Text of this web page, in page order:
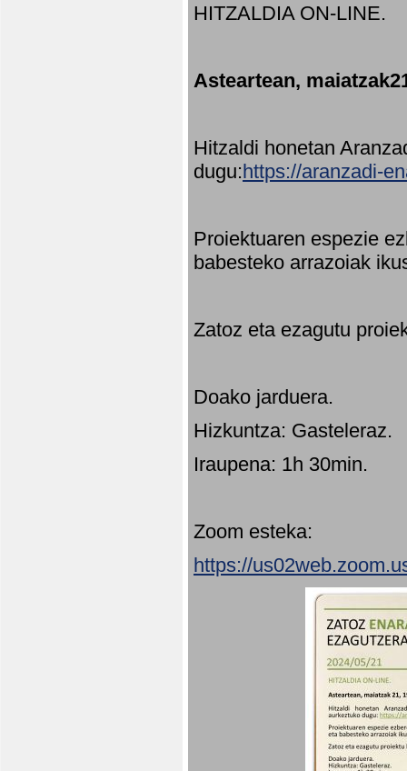
HITZALDIA ON-LINE.
Asteartean,
Hitzaldi honetan
dugu:https://aranzadi-
Proiektuaren espezie
babesteko arrazoiak
Zatoz eta ezagutu
Doako jarduera.
Hizkuntza: Gasteleraz.
Iraupena: 1h 30min.
Zoom esteka:
https://